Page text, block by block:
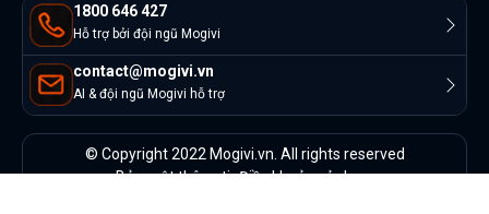
1800 646 427
Hỗ trợ bởi đội ngũ Mogivi
contact@mogivi.vn
AI & đội ngũ Mogivi hỗ trợ
© Copyright 2022 Mogivi.vn. All rights reserved
Bảo mật thông tinĐiều khoản sử dụng